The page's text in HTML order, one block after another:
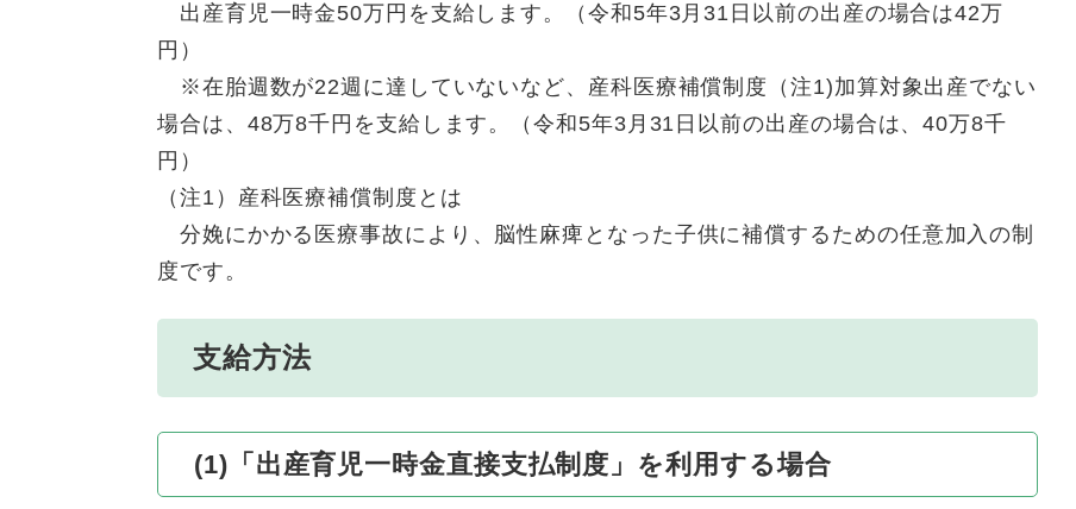
出産育児一時金50万円を支給します。（令和5年3月31日以前の出産の場合は42万
円）
※在胎週数が22週に達していないなど、産科医療補償制度（注1)加算対象出産でない
場合は、48万8千円を支給します。（令和5年3月31日以前の出産の場合は、40万8千
円）
（注1）産科医療補償制度とは
分娩にかかる医療事故により、脳性麻痺となった子供に補償するための任意加入の制
度です。
支給方法
(1)「出産育児一時金直接支払制度」を利用する場合